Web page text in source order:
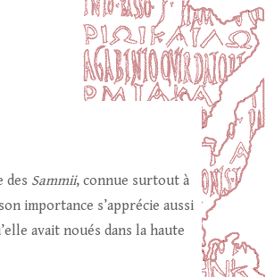
des Sammii, connue surtout à
importance s’apprécie aussi
avait noués dans la haute